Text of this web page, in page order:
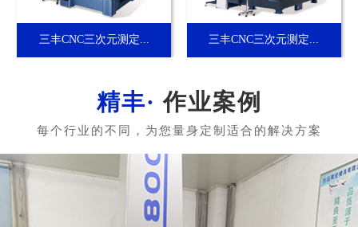
三丰CNC三次元测定... 三丰CNC三次元测定...
作业案例